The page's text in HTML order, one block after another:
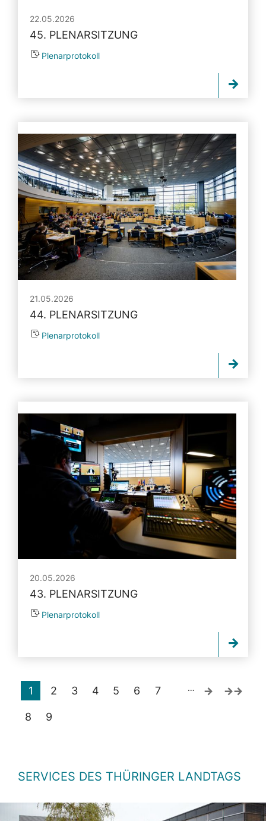
22.05.2026
45. PLENARSITZUNG
Plenarprotokoll
21.05.2026
44. PLENARSITZUNG
Plenarprotokoll
20.05.2026
43. PLENARSITZUNG
Plenarprotokoll
1 2 3 4 5 6 7
8 9
…
SERVICES DES THÜRINGER LANDTAGS